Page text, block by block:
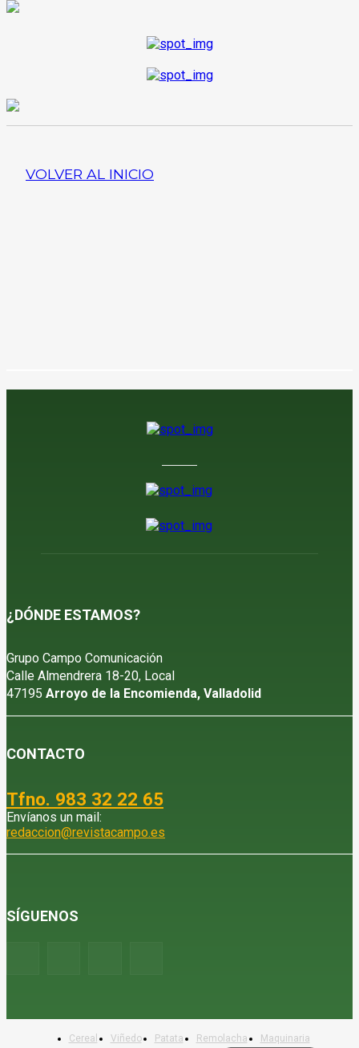
VOLVER AL INICIO
¿DÓNDE ESTAMOS?
Grupo Campo Comunicación
Calle Almendrera 18-20, Local
47195 Arroyo de la Encomienda, Valladolid
CONTACTO
Tfno. 983 32 22 65
Envíanos un mail:
redaccion@revistacampo.es
SÍGUENOS
Cereal Viñedo Patata Remolacha
Maquinaria